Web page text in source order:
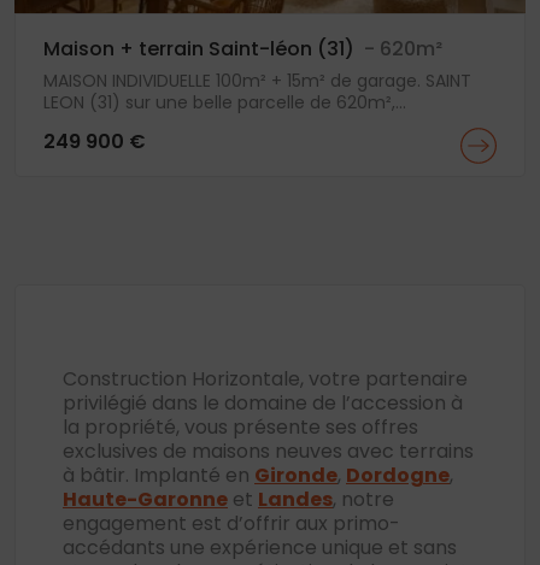
Maison + terrain Saint-léon (31) - 620m²
MAISON INDIVIDUELLE 100m² + 15m² de garage. SAINT
LEON (31) sur une belle parcelle de 620m²,...
249 900 €
Construction Horizontale, votre partenaire
privilégié dans le domaine de l’accession à
la propriété, vous présente ses offres
exclusives de maisons neuves avec terrains
à bâtir. Implanté en Gironde, Dordogne,
Haute-Garonne et Landes, notre
engagement est d’offrir aux primo-
accédants une expérience unique et sans